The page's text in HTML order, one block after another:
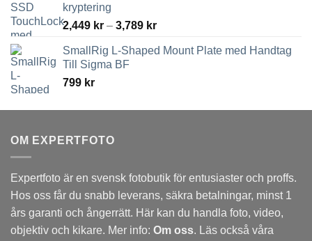
kryptering
2,449 kr – 3,789 krPrisintervall:
till
SmallRig L-Shaped Mount Plate med Handtag
Till Sigma BF
799 kr
OM EXPERTFOTO
Expertfoto är en svensk fotobutik för entusiaster och proffs.
Hos oss får du snabb leverans, säkra betalningar, minst 1
års garanti och ångerrätt. Här kan du handla foto, video,
objektiv och kikare. Mer info: Om oss. Läs också våra